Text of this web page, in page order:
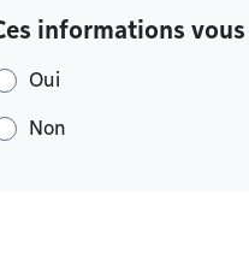
informations
Oui
Non